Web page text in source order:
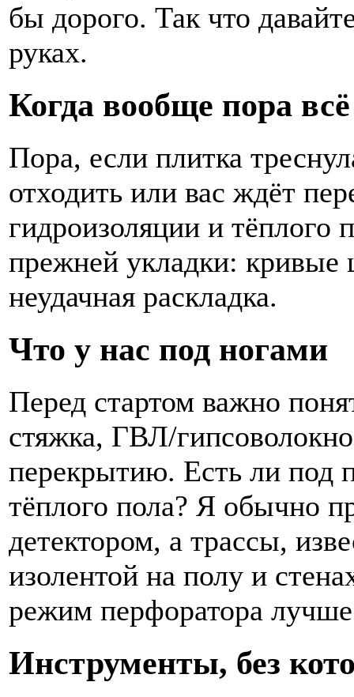
бы дорого. Так что
руках.
Когда вообще пора
Пора, если плитка
отходить или вас ждёт
гидроизоляции и
прежней укладки:
неудачная раскладка.
Что у нас под ногами
Перед стартом важно
стяжка, ГВЛ/
перекрытию. Есть ли под
тёплого пола? Я обычно
детектором, а трассы,
изолентой на полу и
режим перфоратора
Инструменты, без